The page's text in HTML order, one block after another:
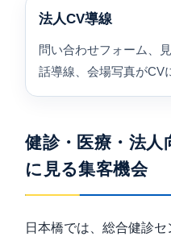
法人CV導線
問い合わせフォーム、
話導線、会場写真がCV
健診・医療・法
に見る集客機会
日本橋では、総合健診